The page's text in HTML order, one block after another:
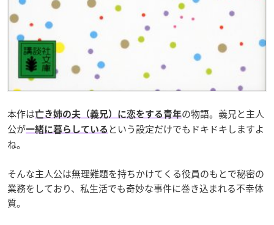
本作は亡き姉の夫（義兄）に恋をする青年の物語。義兄と主人
公が一緒に暮らしている という設定だけでもドキドキしますよ
ね。
そんな主人公は無理難題を持ちかけてくる役員のもとで秘密の
業務をしており、私生活でも奇妙な事件に巻き込まれる不幸体
質。